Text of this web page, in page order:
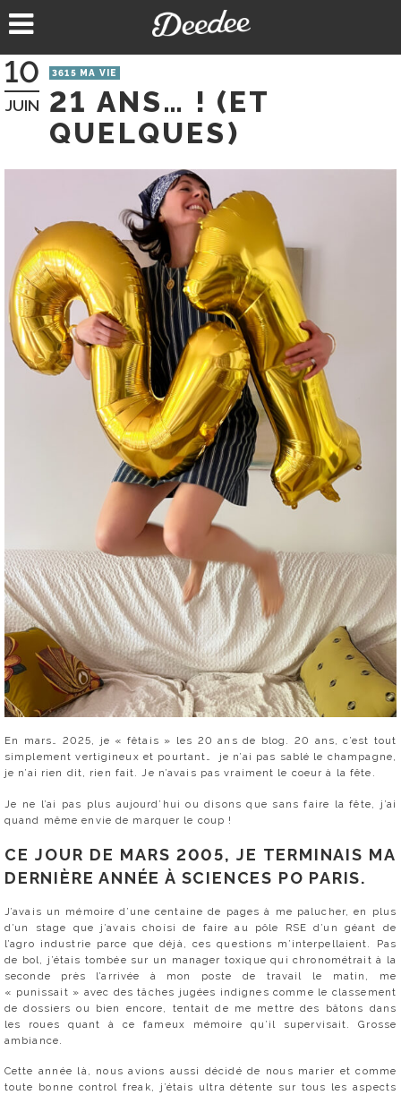
au
10
JUIN
3615 MA VIE
21 ANS… ! (ET
QUELQUES)
En mars… 2025, je « fêtais » les 20 ans de blog. 20 ans, c’est tout
simplement vertigineux et pourtant…
je n’ai pas sablé le champagne,
je n’ai rien dit, rien fait. Je n’avais pas vraiment le coeur à la fête.
Je ne l’ai pas plus aujourd’hui ou disons que sans faire la fête, j’ai
quand même envie de marquer le coup !
CE JOUR DE MARS 2005, JE TERMINAIS MA
DERNIÈRE ANNÉE À SCIENCES PO PARIS.
J’avais un mémoire d’une centaine de pages à me palucher, en plus
d’un stage que j’avais choisi de faire au pôle RSE d’un géant de
l’agro industrie parce que déjà, ces questions m’interpellaient. Pas
de bol, j’étais tombée sur un manager toxique qui chronométrait à la
seconde près l’arrivée à mon poste de travail le matin, me
« punissait » avec des tâches jugées indignes comme le classement
de dossiers ou bien encore, tentait de me mettre des bâtons dans
les roues quant à ce fameux mémoire qu’il supervisait. Grosse
ambiance.
Cette année là, nous avions aussi décidé de nous marier et comme
toute bonne control freak, j’étais ultra détente sur tous les aspects